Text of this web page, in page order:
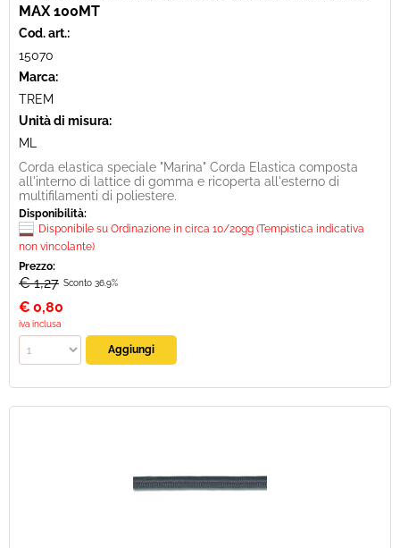
MAX 100MT
Cod. art.:
15070
Marca:
TREM
Unità di misura:
ML
Corda elastica speciale "Marina" Corda Elastica composta
all'interno di lattice di gomma e ricoperta all'esterno di
multifilamenti di poliestere.
Disponibilità:
Disponibile su Ordinazione in circa 10/20gg (Tempistica indicativa
non vincolante)
Prezzo:
€ 1,27 Sconto 36.9%
€ 0,80
iva inclusa